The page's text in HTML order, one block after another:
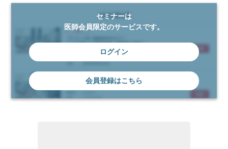
セミナーは
医師会員限定のサービスです。
ログイン
会員登録はこちら